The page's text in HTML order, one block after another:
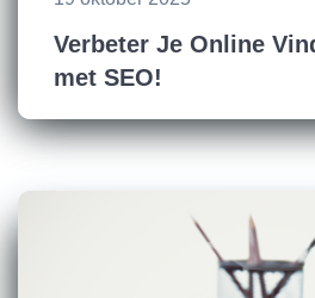
Verbeter Je Online
met SEO!